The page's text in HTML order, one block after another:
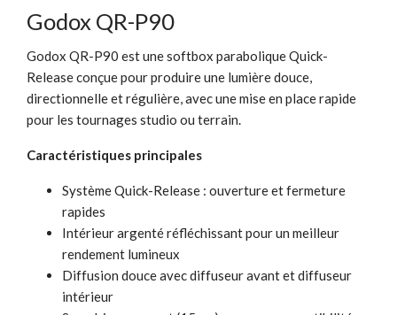
Godox QR-P90
Godox QR-P90 est une softbox parabolique Quick-
Release conçue pour produire une lumière douce,
directionnelle et régulière, avec une mise en place rapide
pour les tournages studio ou terrain.
Caractéristiques principales
Système Quick-Release : ouverture et fermeture
rapides
Intérieur argenté réfléchissant pour un meilleur
rendement lumineux
Diffusion douce avec diffuseur avant et diffuseur
intérieur